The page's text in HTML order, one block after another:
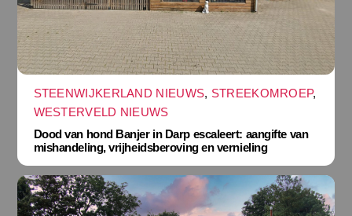
STEENWIJKERLAND NIEUWS, STREEKOMROEP,
WESTERVELD NIEUWS
Dood van hond Banjer in Darp escaleert: aangifte van
mishandeling, vrijheidsberoving en vernieling